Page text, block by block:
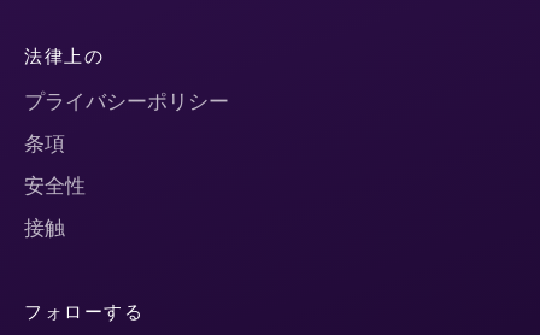
法律上の
プライバシーポリシー
条項
安全性
接触
フォローする